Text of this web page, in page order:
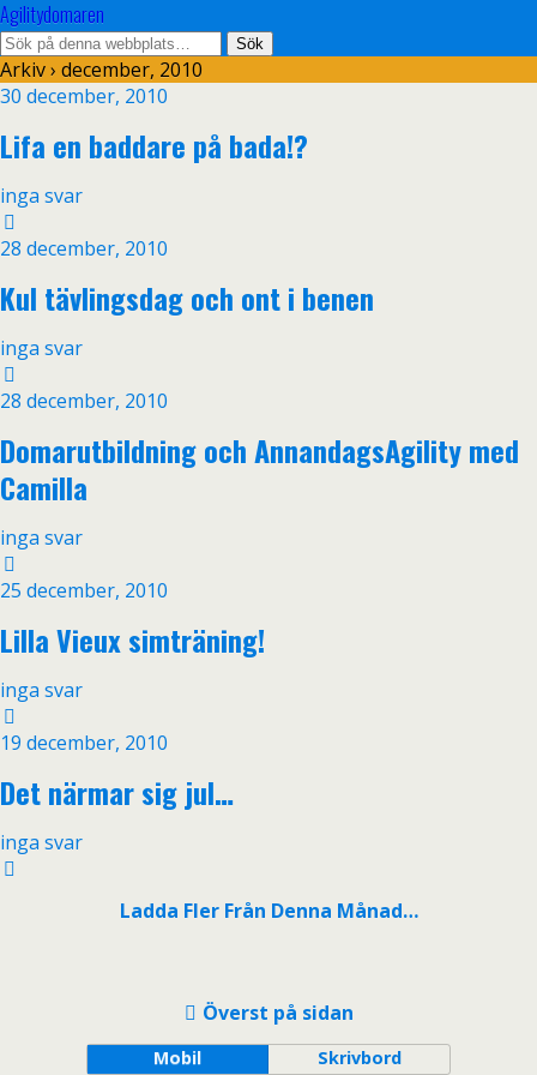
Agilitydomaren
Arkiv › december, 2010
30 december, 2010
Lifa en baddare på bada!?
inga svar
28 december, 2010
Kul tävlingsdag och ont i benen
inga svar
28 december, 2010
Domarutbildning och AnnandagsAgility med
Camilla
inga svar
25 december, 2010
Lilla Vieux simträning!
inga svar
19 december, 2010
Det närmar sig jul…
inga svar
Ladda Fler Från Denna Månad…
Överst på sidan
Mobil Skrivbord